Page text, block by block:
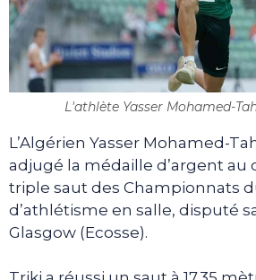
L'athlète Yasser Mohamed-
L’Algérien Yasser Mohamed-
adjugé la médaille d’argent au
triple saut des Championnats
d’athlétisme en salle, disputé
Glasgow (Ecosse).